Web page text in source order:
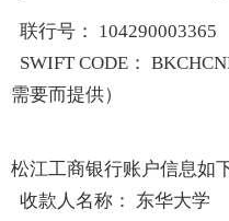
联行号： 104290003365
SWIFT CODE：
需要而提供）
松江工商银行账户信息如
收款人名称： 东华大学